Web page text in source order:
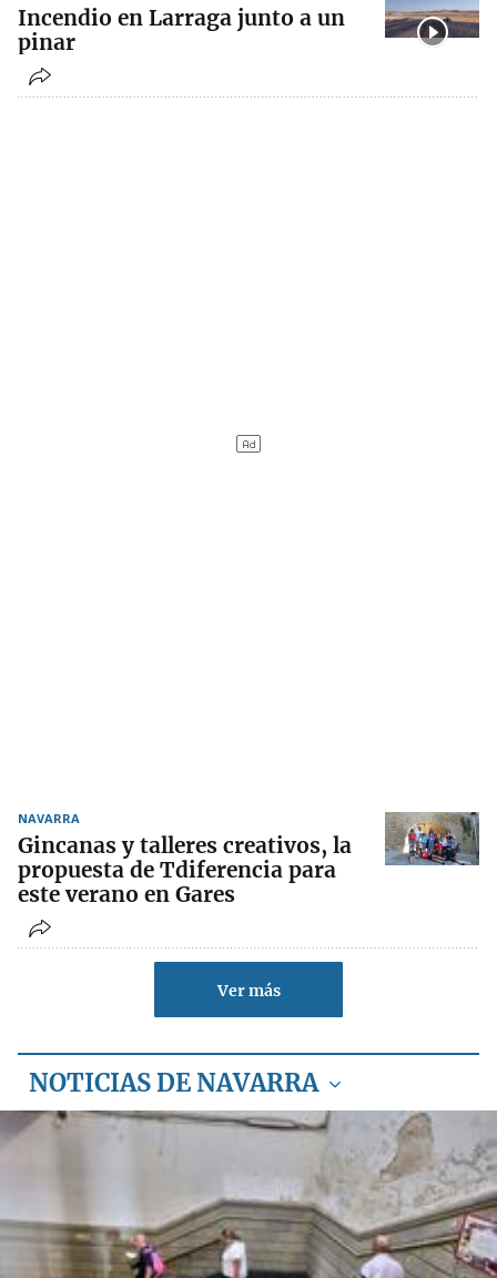
Incendio en Larraga junto a un
pinar
NAVARRA
Gincanas y talleres creativos, la
propuesta de Tdiferencia para
este verano en Gares
Ver más
NOTICIAS DE NAVARRA